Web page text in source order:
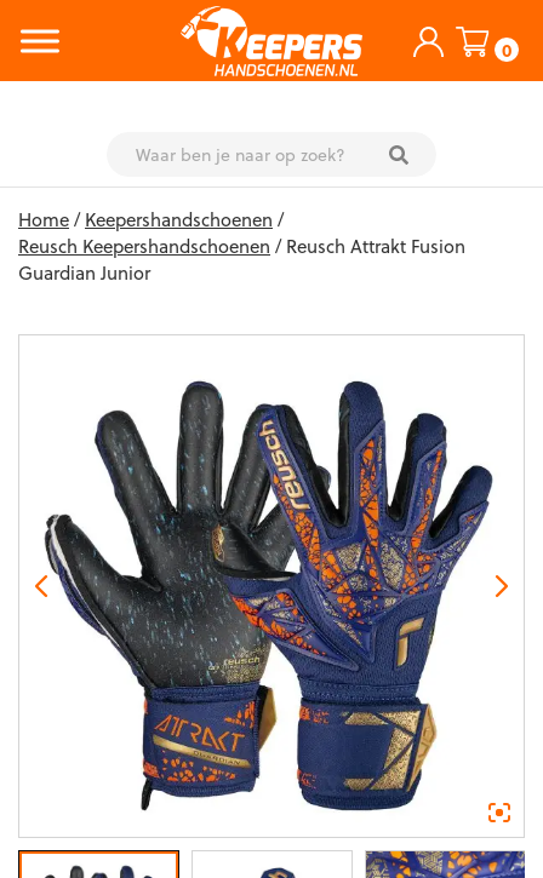
0
content
Home/Keepershandschoenen /
Reusch Keepershandschoenen / Reusch Attrakt Fusion
Guardian Junior